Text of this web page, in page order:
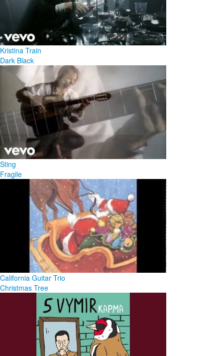
Kristina Train
Dark Black
Sting
Fragile
California Guitar Trio
Christmas Tree